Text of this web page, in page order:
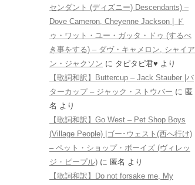
センダント (ディズニー) Descendants) –
Dove Cameron, Cheyenne Jackson | ド
ゥ・ワット・ユー・ガッタ・ドゥ (するべ
き事をする) – ダヴ・キャメロン, シャイア
ン・ジャクソン に タピタピ君♥️ より
【歌詞和訳】Buttercup – Jack Stauber |バ
ターカップ – ジャック・ストウバー に 匿
名 より
【歌詞和訳】Go West – Pet Shop Boys
(Village People) |ゴー･ウェスト(西へ行け)
– ペット・ショップ・ボーイズ (ヴィレッ
ジ・ピープル) に 匿名 より
【歌詞和訳】Do not forsake me, My